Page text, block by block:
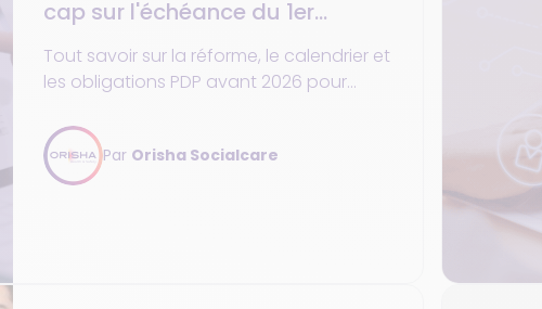
cap sur l'échéance du 1er
septembre 2026
Tout savoir sur la réforme, le calendrier et
les obligations PDP avant 2026 pour
PSDM.
Par Orisha Socialcare